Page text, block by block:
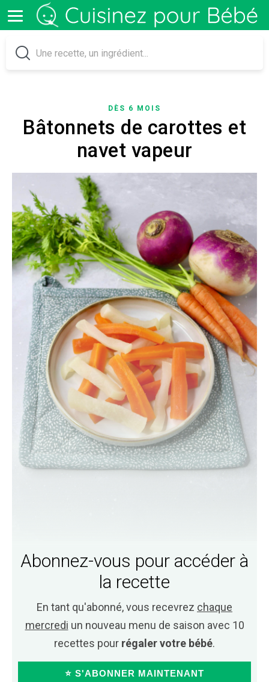
DÈS 6 MOIS
Bâtonnets de carottes et
navet vapeur
Abonnez-vous pour accéder à
la recette
En tant qu'abonné, vous recevrez chaque
mercredi un nouveau menu de saison avec 10
recettes pour régaler votre bébé.
⭐ S'ABONNER MAINTENANT